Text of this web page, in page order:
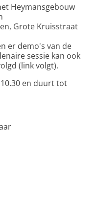
Heymansgebouw
Grote Kruisstraat
er demo's van de
sessie kan ook
(link volgt).
en duurt tot